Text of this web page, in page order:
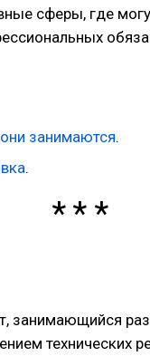
сферы, где
занимаются.
.
занимающийся
технических